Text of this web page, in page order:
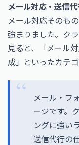
メール対応・送信
メール対応そのも
強まりました。ク
見ると、「メール
成」といったカテ
メール・フ
ージです。
ングに強い
送信代行の